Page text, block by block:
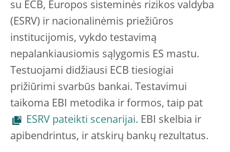
su ECB, Europos sisteminės rizikos valdyba
(ESRV) ir nacionalinėmis priežiūros
institucijomis, vykdo testavimą
nepalankiausiomis sąlygomis ES mastu.
Testuojami didžiausi ECB tiesiogiai
prižiūrimi svarbūs bankai. Testavimui
taikoma EBI metodika ir formos, taip pat
ESRV pateikti scenarijai. EBI skelbia ir
apibendrintus, ir atskirų bankų rezultatus.